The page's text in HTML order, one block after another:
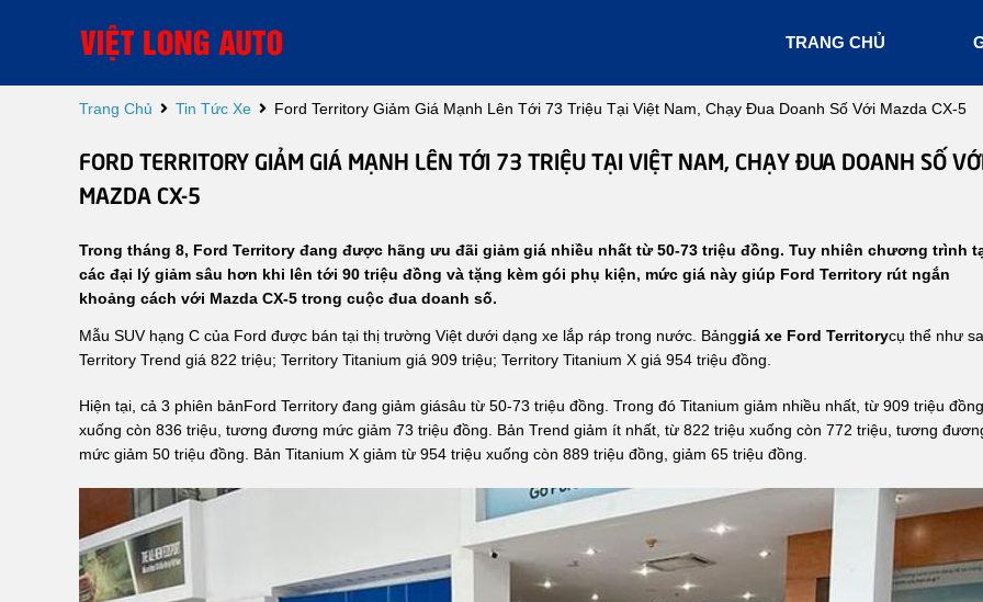
TRANG CHỦ
Trang Chủ Tin Tức Xe Ford Territory Giảm Giá Mạnh Lên Tới 73 Triệu Tại Việt Nam, Chạy Đua Doanh Số Với Mazda CX-5
FORD TERRITORY GIẢM GIÁ MẠNH LÊN TỚI 73 TRIỆU TẠI VIỆT NAM, CHẠY ĐUA DOANH SỐ
MAZDA CX-5
Trong tháng 8, Ford Territory đang được hãng ưu đãi giảm giá nhiều nhất từ 50-73 triệu đồng. Tuy nhiên chương trình
các đại lý giảm sâu hơn khi lên tới 90 triệu đồng và tặng kèm gói phụ kiện, mức giá này giúp Ford Territory rút ngắn
khoảng cách với Mazda CX-5 trong cuộc đua doanh số.
Mẫu SUV hạng C của Ford được bán tại thị trường Việt dưới dạng xe lắp ráp trong nước. Bảnggiá xe Ford Territorycụ thể như
Territory Trend giá 822 triệu; Territory Titanium giá 909 triệu; Territory Titanium X giá 954 triệu đồng.
Hiện tại, cả 3 phiên bảnFord Territory đang giảm giásâu từ 50-73 triệu đồng. Trong đó Titanium giảm nhiều nhất, từ 909 triệu đồng
xuống còn 836 triệu, tương đương mức giảm 73 triệu đồng. Bản Trend giảm ít nhất, từ 822 triệu xuống còn 772 triệu, tương
mức giảm 50 triệu đồng. Bản Titanium X giảm từ 954 triệu xuống còn 889 triệu đồng, giảm 65 triệu đồng.